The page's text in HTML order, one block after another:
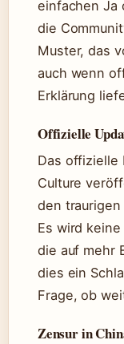
einfachen Ja
die
Muster, das
auch wenn
Erklärung
Offizielle
Das offizielle
Culture
den
Es wird
die auf mehr
dies ein
Frage, ob
Zensur in